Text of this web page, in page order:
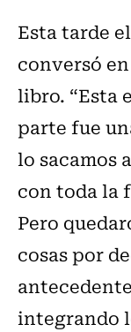
Esta tarde
conversó
libro. “Esta
parte fue
lo sacamos
con toda la
Pero
cosas por
integrando